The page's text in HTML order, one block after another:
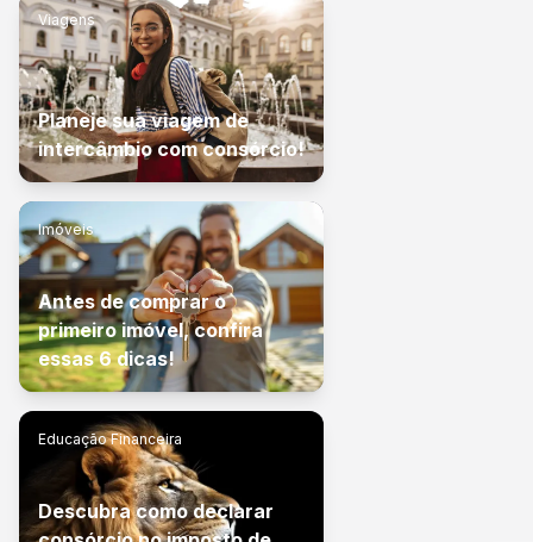
Viagens
Planeje sua viagem de
intercâmbio com consórcio!
Imóveis
Antes de comprar o
primeiro imóvel, confira
essas 6 dicas!
Educação Financeira
Descubra como declarar